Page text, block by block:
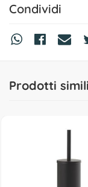
Condividi
Prodotti simili